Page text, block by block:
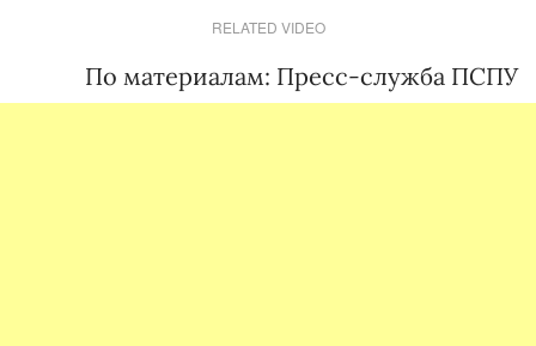
RELATED VIDEO
По материалам: Пресс-служба ПСПУ